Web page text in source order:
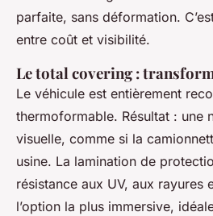
parfaite, sans déformation.
entre coût et visibilité.
Le total covering :
Le véhicule est entièrement
thermoformable. Résultat : une
visuelle, comme si la
usine. La lamination de
résistance aux UV, aux rayures
l’option la plus immersive,